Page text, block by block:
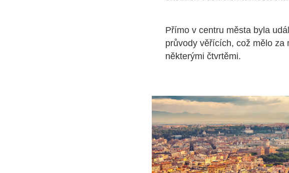
Přímo v centru města byla
průvody věřících, což mělo
některými čtvrtěmi.